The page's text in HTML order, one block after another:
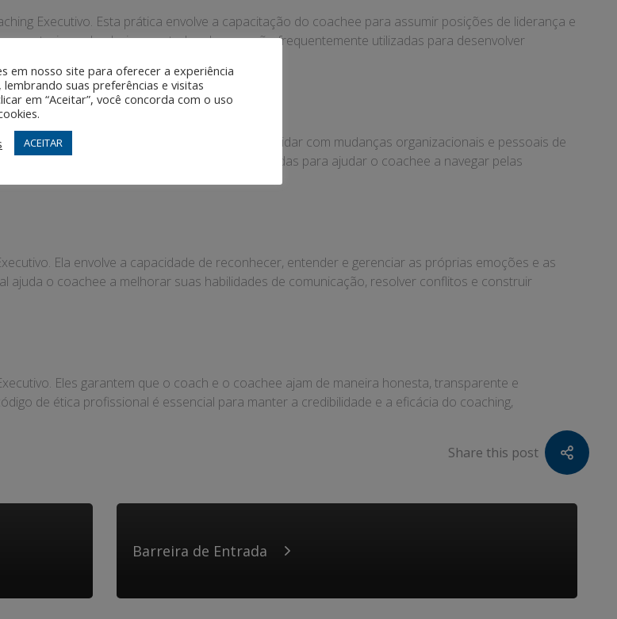
Executivo. Esta prática envolve a capacitação do coachee para assumir posições de liderança e
mentoring, role-playing e estudos de caso são frequentemente utilizadas para desenvolver
Ela envolve a preparação do coachee para lidar com mudanças organizacionais e pessoais de
estratégica e gestão de resistência são utilizadas para ajudar o coachee a navegar pelas
Ela envolve a capacidade de reconhecer, entender e gerenciar as próprias emoções e as
ajuda o coachee a melhorar suas habilidades de comunicação, resolver conflitos e construir
Eles garantem que o coach e o coachee ajam de maneira honesta, transparente e
de ética profissional é essencial para manter a credibilidade e a eficácia do coaching,
Share this post
Barreira de Entrada
em nosso site para oferecer a experiência
lembrando suas preferências e visitas
em “Aceitar”, você concorda com o uso
ACEITAR